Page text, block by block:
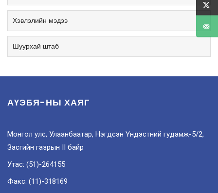
Хэвлэлийн мэдээ
Шуурхай штаб
АҮЭБЯ-НЫ ХАЯГ
Монгол улс, Улаанбаатар, Нэгдсэн Үндэстний гудамж-5/2,
Засгийн газрын II байр
Утас: (51)-264155
Факс: (11)-318169